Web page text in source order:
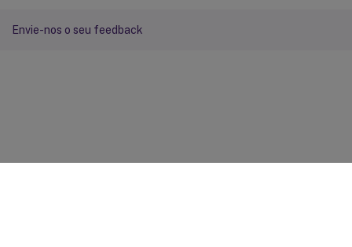
Envie-nos o seu feedback